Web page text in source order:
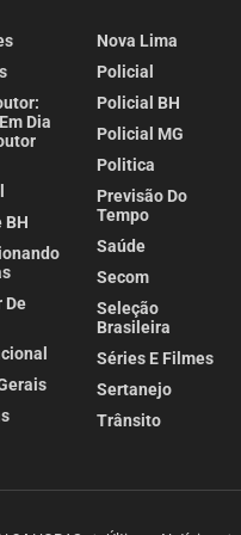
Dia
BH
De
Nova Lima
Policial
Policial BH
Policial MG
Politica
Previsão Do
Tempo
Saúde
Secom
Seleção
Brasileira
Séries E Filmes
Sertanejo
Trânsito